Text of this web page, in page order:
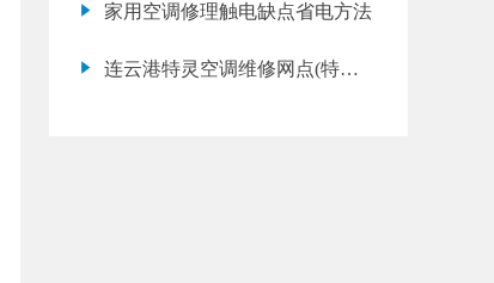
家用空调修理触电缺点省电方法
连云港特灵空调维修网点(特灵